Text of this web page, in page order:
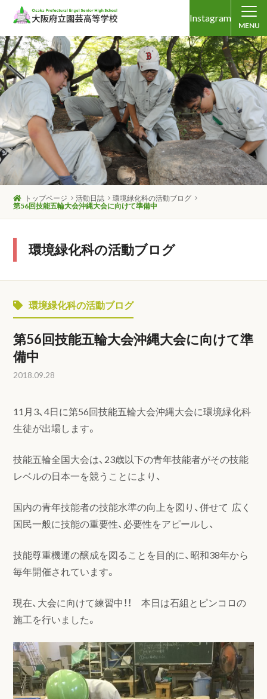
Instagram
MENU
トップページ 活動日誌
環境緑化科の活動ブログ
第56回技能五輪大会沖縄大会に向けて準備中
環境緑化科の活動ブログ
環境緑化科の活動ブログ
第56回技能五輪大会沖縄大会に向けて準
備中
2018.09.28
11月3、4日に第56回技能五輪大会沖縄大会に環境緑化科
生徒が出場します。
技能五輪全国大会は、23歳以下の青年技能者がその技能
レベルの日本一を競うことにより、
国内の青年技能者の技能水準の向上を図り、併せて 広く
国民一般に技能の重要性、必要性をアピールし、
技能尊重機運の醸成を図ることを目的に、昭和38年から
毎年開催されています。
現在、大会に向けて練習中！！ 本日は石組とピンコロの
施工を行いました。